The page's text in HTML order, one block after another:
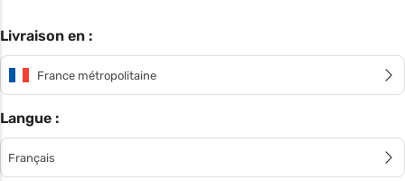
Livraison en :
France métropolitaine
Langue :
Français